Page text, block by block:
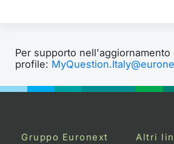
Per supporto nell'aggiornamento
profile:
Gruppo Euronext
Altri